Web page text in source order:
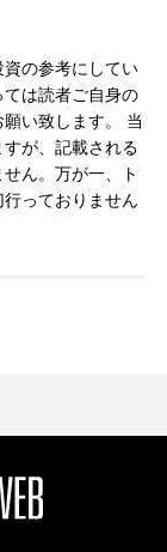
の参考にしてい
は読者ご自身の
い致します。 当
が、記載される
ん。万が一、ト
っておりません